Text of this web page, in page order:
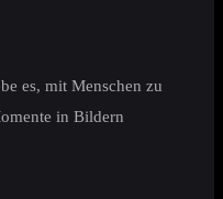
es, mit Menschen zu
in Bildern